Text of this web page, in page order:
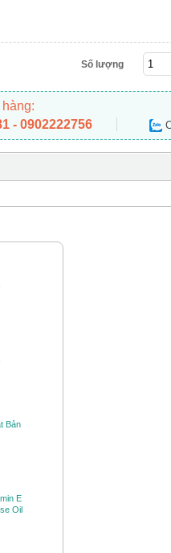
Số lượng
- 0902222756
Bản
E
Oil